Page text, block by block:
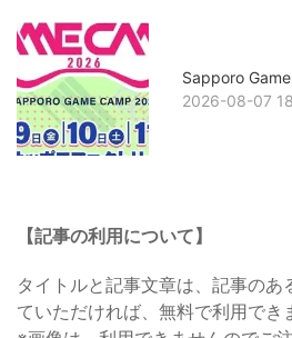
Sapporo
2026-08-07
【記事の利用について】
タイトルと記事文章は、記事のあ
ていただければ、無料で利用でき